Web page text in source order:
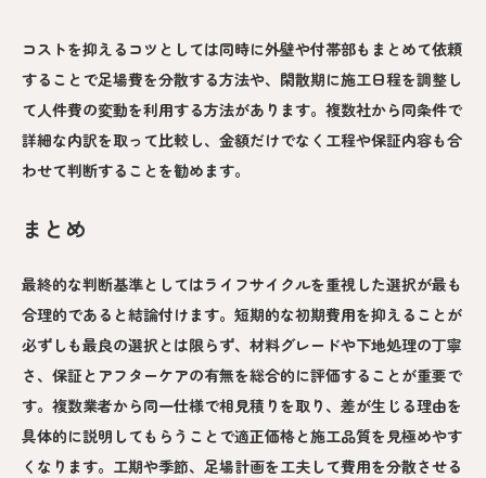
コストを抑えるコツとしては同時に外壁や付帯部もまとめて依頼
することで足場費を分散する方法や、閑散期に施工日程を調整し
て人件費の変動を利用する方法があります。複数社から同条件で
詳細な内訳を取って比較し、金額だけでなく工程や保証内容も合
わせて判断することを勧めます。
まとめ
最終的な判断基準としてはライフサイクルを重視した選択が最も
合理的であると結論付けます。短期的な初期費用を抑えることが
必ずしも最良の選択とは限らず、材料グレードや下地処理の丁寧
さ、保証とアフターケアの有無を総合的に評価することが重要で
す。複数業者から同一仕様で相見積りを取り、差が生じる理由を
具体的に説明してもらうことで適正価格と施工品質を見極めやす
くなります。工期や季節、足場計画を工夫して費用を分散させる